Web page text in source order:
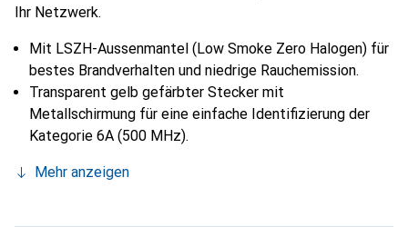
Ihr Netzwerk.
Mit LSZH-Aussenmantel (Low Smoke Zero Halogen) für
bestes Brandverhalten und niedrige Rauchemission.
Transparent gelb gefärbter Stecker mit
Metallschirmung für eine einfache Identifizierung der
Kategorie 6A (500 MHz).
Mehr anzeigen